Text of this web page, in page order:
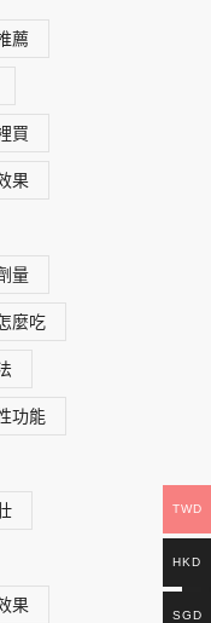
薦
買
果
量
麼吃
功能
果
TWD
HKD
SGD